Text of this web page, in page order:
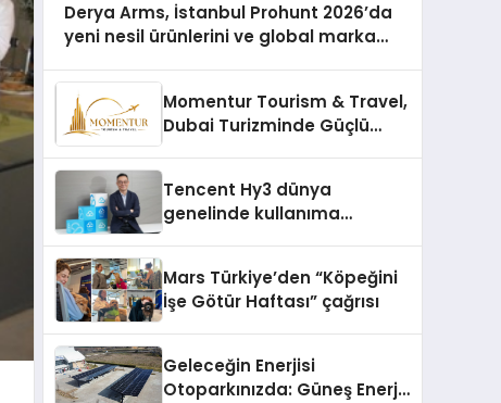
Derya Arms, İstanbul Prohunt 2026’da
yeni nesil ürünlerini ve global marka
Momentur Tourism & Travel,
Dubai Turizminde Güçlü
Tencent Hy3 dünya
genelinde kullanıma
Mars Türkiye’den “Köpeğini
İşe Götür Haftası” çağrısı
Geleceğin Enerjisi
Otoparkınızda: Güneş Enerjili